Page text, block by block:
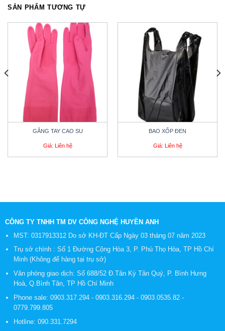
SẢN PHẨM TƯƠNG TỰ
GĂNG TAY CAO SU
Giá: Liên hệ
BAO XỐP ĐEN
Giá: Liên hệ
CÔNG TY TNHH TM DV CÔNG NGHỆ HUYỀN ANH
MST: 0317913312 Do sở KH-ĐT Cấp Ngày 03 tháng 07 năm 2023
Trụ sở chính : Số 1 Đường Cộng Hòa 3, P. Phú Thọ Hòa, TP Hồ Chí
Minh (Không để hàng tại trụ sở)
Văn phòng giao dịch: Số 688/52 Đ.Tân Kỳ Tân Quý, P. Bình Hưng
Hoà, Q.Bình Tân, TP Hồ Chí Minh
Phone sale: 0903.317.294 - 0903.316.294 - 0903.0535.82 -
0779.799.805
Hotline: 090.331.7294